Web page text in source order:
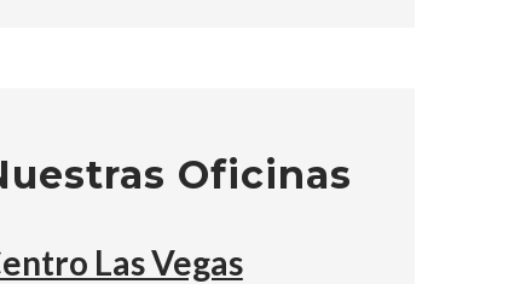
Oficinas
Las Vegas